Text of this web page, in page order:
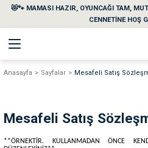
😻🐾 MAMASI HAZIR, OYUNCAĞI TAM,
CENNETİNE HOŞ
Geri Dön
Geri Dön
Temizlik Ürünleri
Geri Dön
Geri Dön
Geri Dön
Geri Dön
Anasayfa Sayfalar Mesafeli Satış
Mesafeli Satış
**ÖRNEKTİR. KULLANMADAN ÖNCE